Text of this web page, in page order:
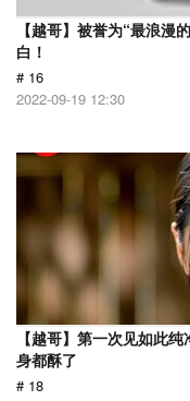
【越哥】被誉为“最浪漫
白！
# 16
2022-09-19 12:30
【越哥】第一次见如此
身都酥了
# 18